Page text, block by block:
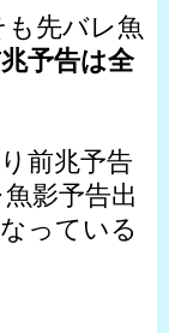
先バレ魚
予告は全
前兆予告
影予告出
っている